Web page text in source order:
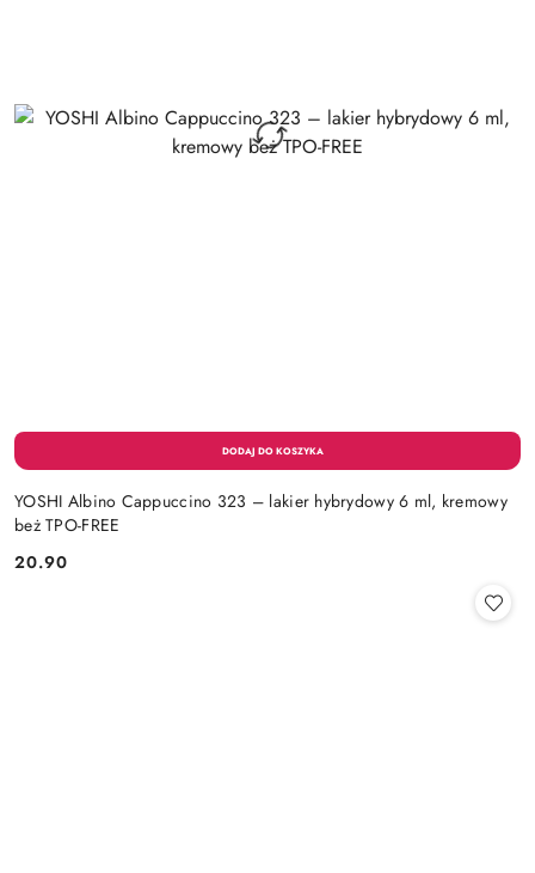
YOSHI Albino Cappuccino 323 – lakier hybrydowy 6 ml, kremowy
beż TPO-FREE
Cena:
20.90